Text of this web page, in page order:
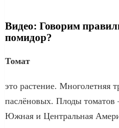
Видео: Говорим
помидор?
Томат
это растение. Многолетняя
паслёновых. Плоды томатов
Южная и Центральная